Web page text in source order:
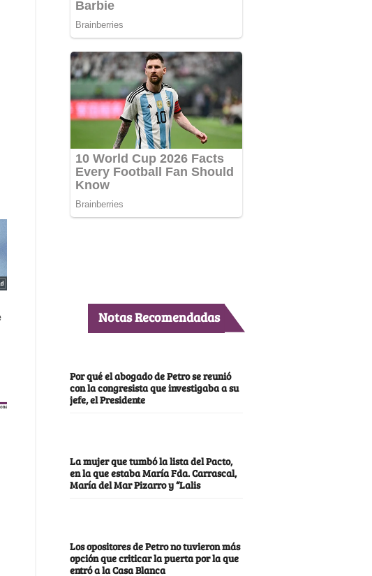
Notas Recomendadas
Por qué el abogado de Petro se reunió
con la congresista que investigaba a su
jefe, el Presidente
La mujer que tumbó la lista del Pacto,
en la que estaba María Fda. Carrascal,
María del Mar Pizarro y “Lalis
Los opositores de Petro no tuvieron más
opción que criticar la puerta por la que
entró a la Casa Blanca